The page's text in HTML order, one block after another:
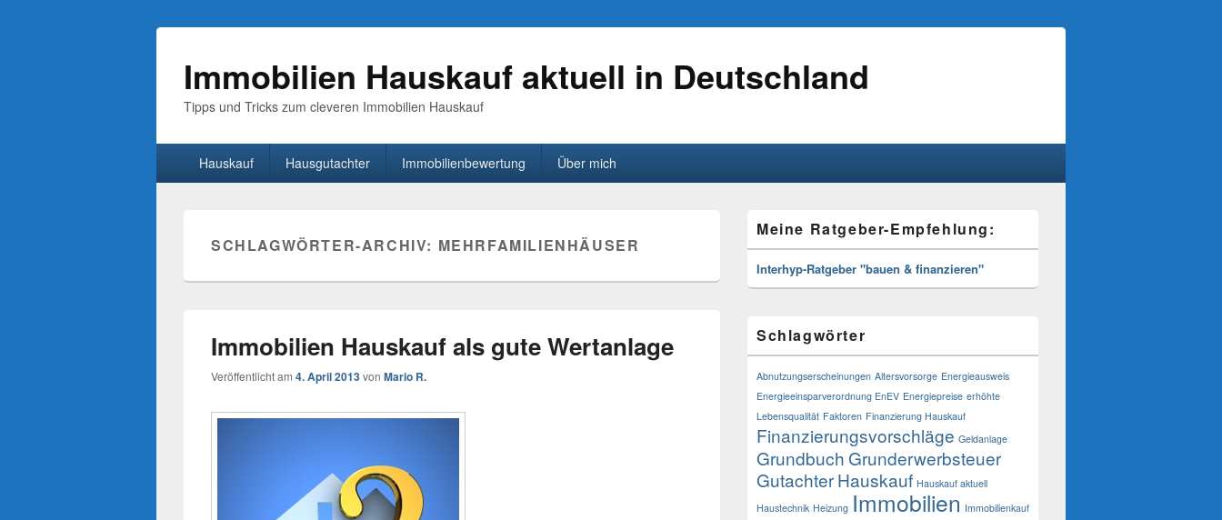
Immobilien Hauskauf aktuell in Deutschland
Tipps und Tricks zum cleveren Immobilien Hauskauf
Hauskauf Hausgutachter Immobilienbewertung Über mich
SCHLAGWÖRTER-ARCHIV: MEHRFAMILIENHÄUSER
Immobilien Hauskauf als gute Wertanlage
Veröffentlicht am 4. April 2013von Mario R.
Seitenleisten
Widget-
Bereich
Meine Ratgeber-Empfehlung:
Interhyp-Ratgeber "bauen & finanzieren"
Schlagwörter
Abnutzungserscheinungen Altersvorsorge Energieausweis
Energieeinsparverordnung EnEV Energiepreise erhöhte
Lebensqualität Faktoren Finanzierung Hauskauf
Finanzierungsvorschläge Geldanlage
Grundbuch Grunderwerbsteuer
GutachterHauskauf Hauskauf aktuell
Haustechnik Heizung Immobilien Immobilienkauf